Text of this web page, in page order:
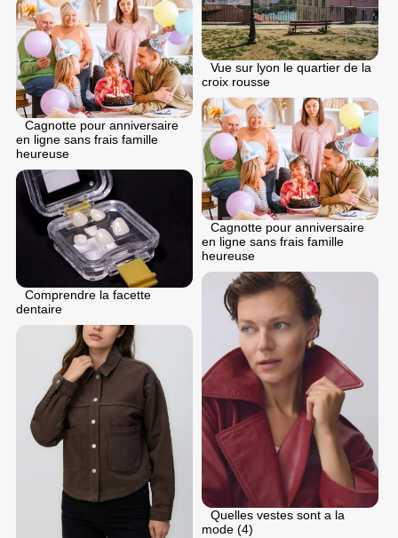
Vue sur lyon le quartier de la
croix rousse
Cagnotte pour anniversaire
en ligne sans frais famille
heureuse
Cagnotte pour anniversaire
en ligne sans frais famille
heureuse
Comprendre la facette
dentaire
Quelles vestes sont a la
mode (4)